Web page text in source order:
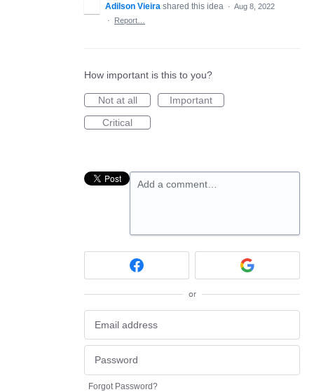
Adilson Vieira shared this idea · Aug 8, 2022
·
Report…
How important is this to you?
Not at all
Important
Critical
Add a comment…
or
Forgot Password?